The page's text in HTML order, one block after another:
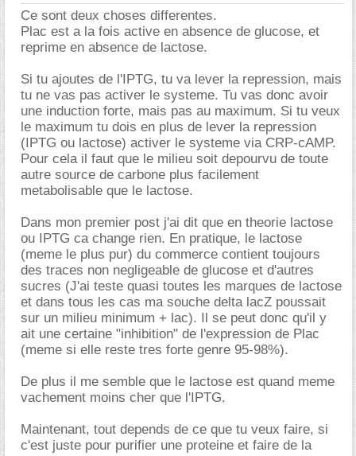
Ce sont deux choses differentes.
Plac est a la fois active en absence de glucose, et
reprime en absence de lactose.
Si tu ajoutes de l'IPTG, tu va lever la repression, mais
tu ne vas pas activer le systeme. Tu vas donc avoir
une induction forte, mais pas au maximum. Si tu veux
le maximum tu dois en plus de lever la repression
(IPTG ou lactose) activer le systeme via CRP-cAMP.
Pour cela il faut que le milieu soit depourvu de toute
autre source de carbone plus facilement
metabolisable que le lactose.
Dans mon premier post j'ai dit que en theorie lactose
ou IPTG ca change rien. En pratique, le lactose
(meme le plus pur) du commerce contient toujours
des traces non negligeable de glucose et d'autres
sucres (J'ai teste quasi toutes les marques de lactose
et dans tous les cas ma souche delta lacZ poussait
sur un milieu minimum + lac). Il se peut donc qu'il y
ait une certaine "inhibition" de l'expression de Plac
(meme si elle reste tres forte genre 95-98%).
De plus il me semble que le lactose est quand meme
vachement moins cher que l'IPTG.
Maintenant, tout depends de ce que tu veux faire, si
c'est juste pour purifier une proteine et faire de la